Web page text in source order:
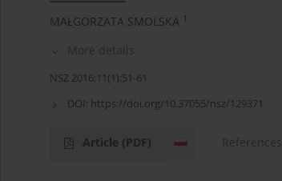
MAŁGORZATA SMOLSKA 1
More details
NSZ 2016;11(1):51-61
DOI: https://doi.org/10.37055/nsz/129371
Article (PDF) References